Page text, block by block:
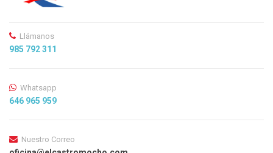
Llámanos
985 792 311
Whatsapp
646 965 959
Nuestro Correo